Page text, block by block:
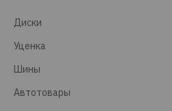
Диски
Уценка
Шины
Автотовары